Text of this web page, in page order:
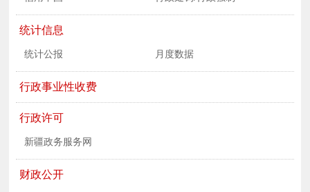
统计信息
统计公报 月度数据
行政事业性收费
行政许可
新疆政务服务网
财政公开